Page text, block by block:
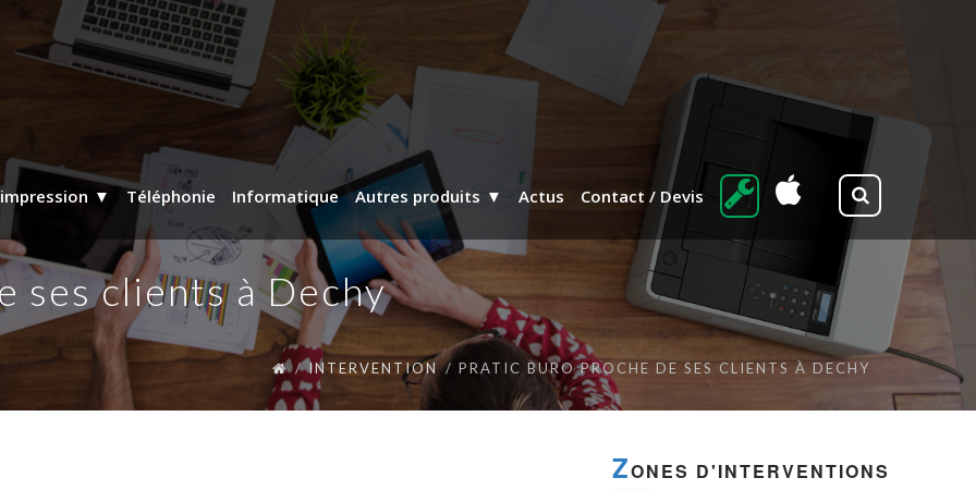
Téléphonie Informatique Autres produits Actus Contact / Devis
ses clients à Dechy
INTERVENTION PRATIC BURO PROCHE DE SES CLIENTS À DECHY
ZONES D'INTERVENTIONS